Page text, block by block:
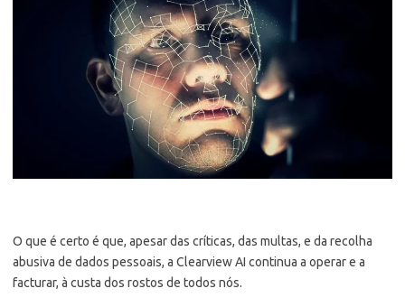
O que é certo é que, apesar das críticas, das multas, e da recolha
abusiva de dados pessoais, a Clearview AI continua a operar e a
facturar, à custa dos rostos de todos nós.